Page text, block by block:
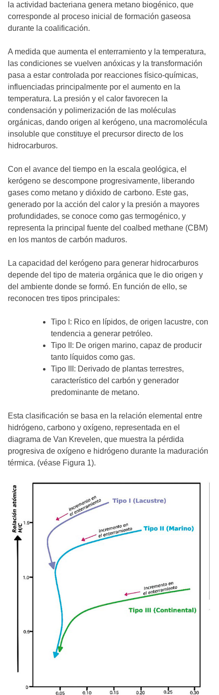
la actividad bacteriana genera metano biogénico, que
corresponde al proceso inicial de formación gaseosa
durante la coalificación.
A medida que aumenta el enterramiento y la temperatura,
las condiciones se vuelven anóxicas y la transformación
pasa a estar controlada por reacciones físico-químicas,
influenciadas principalmente por el aumento en la
temperatura. La presión y el calor favorecen la
condensación y polimerización de las moléculas
orgánicas, dando origen al kerógeno, una macromolécula
insoluble que constituye el precursor directo de los
hidrocarburos.
Con el avance del tiempo en la escala geológica, el
kerógeno se descompone progresivamente, liberando
gases como metano y dióxido de carbono. Este gas,
generado por la acción del calor y la presión a mayores
profundidades, se conoce como gas termogénico, y
representa la principal fuente del coalbed methane (CBM)
en los mantos de carbón maduros.
La capacidad del kerógeno para generar hidrocarburos
depende del tipo de materia orgánica que le dio origen y
del ambiente donde se formó. En función de ello, se
reconocen tres tipos principales:
Tipo I: Rico en lípidos, de origen lacustre, con
tendencia a generar petróleo.
Tipo II: De origen marino, capaz de producir
tanto líquidos como gas.
Tipo III: Derivado de plantas terrestres,
característico del carbón y generador
predominante de metano.
Esta clasificación se basa en la relación elemental entre
hidrógeno, carbono y oxígeno, representada en el
diagrama de Van Krevelen, que muestra la pérdida
progresiva de oxígeno e hidrógeno durante la maduración
térmica. (véase Figura 1).